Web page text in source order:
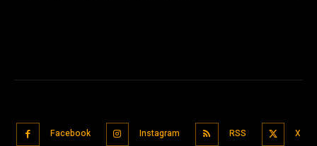
Facebook Instagram RSS X